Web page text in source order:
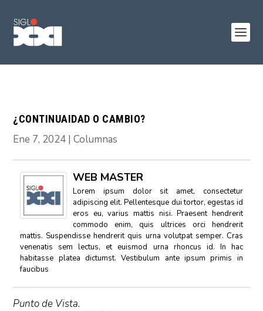
¿CONTINUAIDAD O CAMBIO?
Ene 7, 2024 |Columnas
WEB MASTER
Lorem ipsum dolor sit amet, consectetur
adipiscing elit. Pellentesque dui tortor, egestas id
eros eu, varius mattis nisi. Praesent hendrerit
commodo enim, quis ultrices orci hendrerit
mattis. Suspendisse hendrerit quis urna volutpat semper. Cras
venenatis sem lectus, et euismod urna rhoncus id. In hac
habitasse platea dictumst. Vestibulum ante ipsum primis in
faucibus
Punto de Vista.